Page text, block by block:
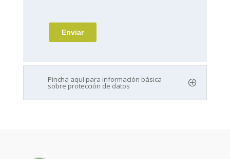
Pincha aquí para información básica
sobre protección de datos